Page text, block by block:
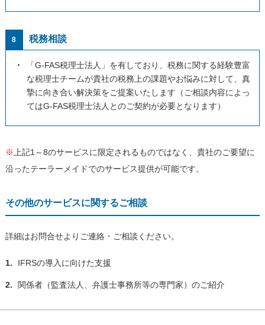
8 税務相談
・
「G-FAS税理士法人」を有しており、税務に関する経験豊富
な税理士チームが貴社の税務上の課題やお悩みに対して、真
摯に向き合い解決策をご提案いたします（ご相談内容によっ
てはG-FAS税理士法人とのご契約が必要となります）
※上記1～8のサービスに限定されるものではなく、貴社のご要望に
沿ったテーラーメイドでのサービス提供が可能です。
その他のサービスに関するご相談
詳細はお問合せよりご連絡・ご相談ください。
1. IFRSの導入に向けた支援
2. 関係者（監査法人、弁護士事務所等の専門家）のご紹介